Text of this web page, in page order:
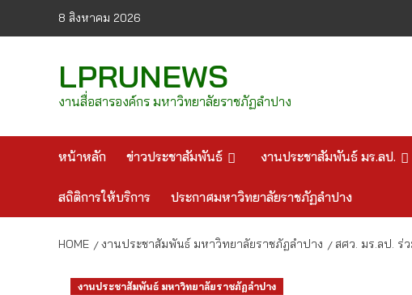
8 สิงหาคม 2026
LPRUNEWS
งานสื่อสารองค์กร มหาวิทยาลัยราชภัฏลำปาง
หน้าหลัก ข่าวประชาสัมพันธ์ งานประชาสัมพันธ์ มร.ลป.
สถิติการให้บริการ ประกาศมหาวิทยาลัยราชภัฏลำปาง
HOME งานประชาสัมพันธ์ มหาวิทยาลัยราชภัฏลำปาง สศว. มร.ลป. ร่
งานประชาสัมพันธ์ มหาวิทยาลัยราชภัฏลำปาง